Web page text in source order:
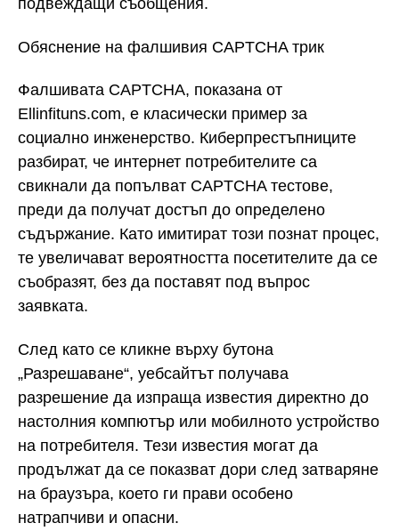
подвеждащи съобщения.
Обяснение на фалшивия CAPTCHA трик
Фалшивата CAPTCHA, показана от
Ellinfituns.com, е класически пример за
социално инженерство. Киберпрестъпниците
разбират, че интернет потребителите са
свикнали да попълват CAPTCHA тестове,
преди да получат достъп до определено
съдържание. Като имитират този познат процес,
те увеличават вероятността посетителите да се
съобразят, без да поставят под въпрос
заявката.
След като се кликне върху бутона
„Разрешаване“, уебсайтът получава
разрешение да изпраща известия директно до
настолния компютър или мобилното устройство
на потребителя. Тези известия могат да
продължат да се показват дори след затваряне
на браузъра, което ги прави особено
натрапчиви и опасни.